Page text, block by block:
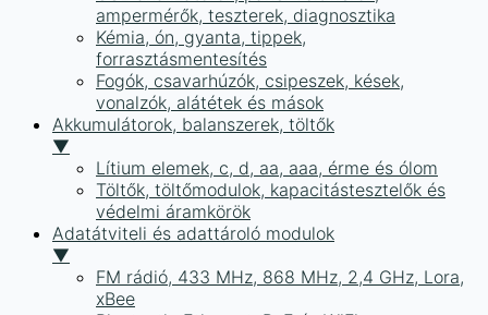
ampermérők, teszterek, diagnosztika
Kémia, ón, gyanta, tippek,
forrasztásmentesítés
Fogók, csavarhúzók, csipeszek, kések,
vonalzók, alátétek és mások
Akkumulátorok, balanszerek, töltők
▼
Lítium elemek, c, d, aa, aaa, érme és ólom
Töltők, töltőmodulok, kapacitástesztelők és
védelmi áramkörök
Adatátviteli és adattároló modulok
▼
FM rádió, 433 MHz, 868 MHz, 2,4 GHz, Lora,
xBee